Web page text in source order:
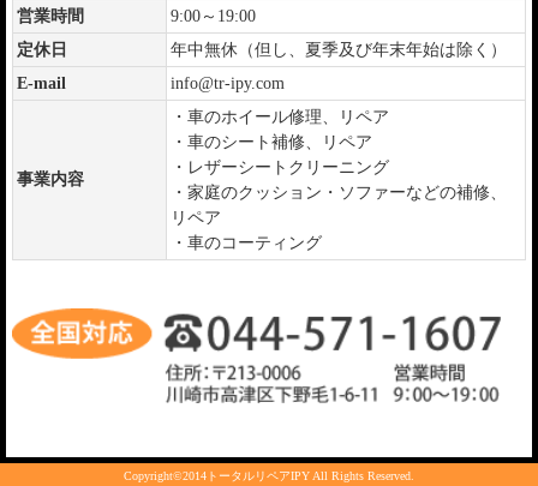
営業時間
9:00～19:00
定休日
年中無休（但し、夏季及び年末年始は除く）
E-mail
info@tr-ipy.com
事業内容
・車のホイール修理、リペア
・車のシート補修、リペア
・レザーシートクリーニング
・家庭のクッション・ソファーなどの補修、
リペア
・車のコーティング
Copyright©2014トータルリペアIPY All Rights Reserved.